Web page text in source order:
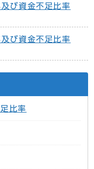
び資金不足比率
び資金不足比率
比率